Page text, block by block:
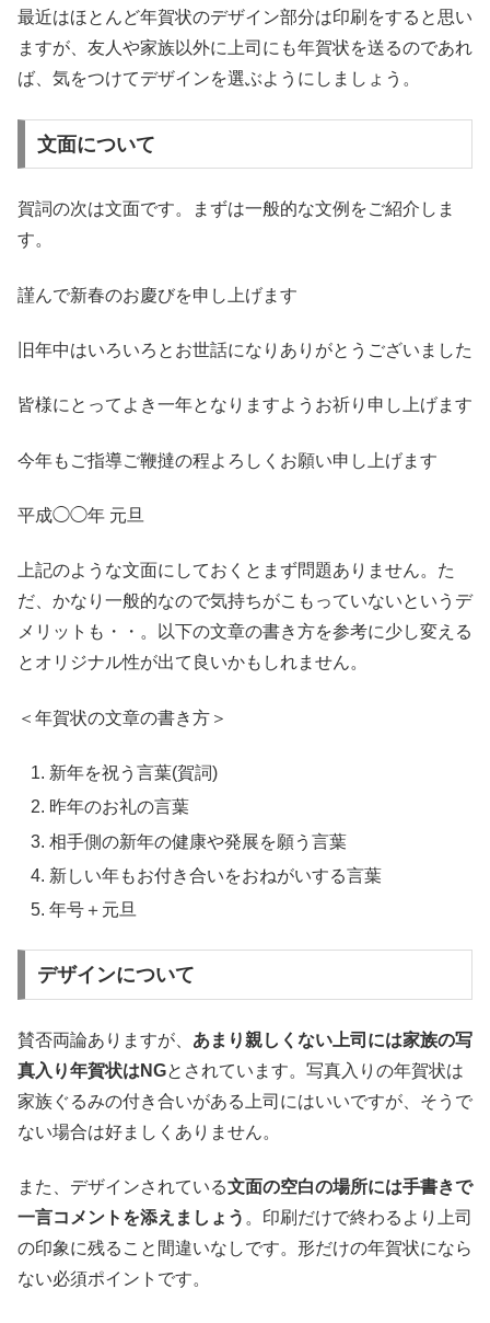
最近はほとんど年賀状のデザイン部分は印刷をすると思い
ますが、友人や家族以外に上司にも年賀状を送るのであれ
ば、気をつけてデザインを選ぶようにしましょう。
文面について
賀詞の次は文面です。まずは一般的な文例をご紹介しま
す。
謹んで新春のお慶びを申し上げます
旧年中はいろいろとお世話になりありがとうございました
皆様にとってよき一年となりますようお祈り申し上げます
今年もご指導ご鞭撻の程よろしくお願い申し上げます
平成◯◯年 元旦
上記のような文面にしておくとまず問題ありません。た
だ、かなり一般的なので気持ちがこもっていないというデ
メリットも・・。以下の文章の書き方を参考に少し変える
とオリジナル性が出て良いかもしれません。
＜年賀状の文章の書き方＞
新年を祝う言葉(賀詞)
昨年のお礼の言葉
相手側の新年の健康や発展を願う言葉
新しい年もお付き合いをおねがいする言葉
年号＋元旦
デザインについて
賛否両論ありますが、 あまり親しくない上司には家族の写
真入り年賀状はNGとされています。写真入りの年賀状は
家族ぐるみの付き合いがある上司にはいいですが、そうで
ない場合は好ましくありません。
また、デザインされている文面の空白の場所には手書きで
一言コメントを添えましょう 。印刷だけで終わるより上司
の印象に残ること間違いなしです。形だけの年賀状になら
ない必須ポイントです。